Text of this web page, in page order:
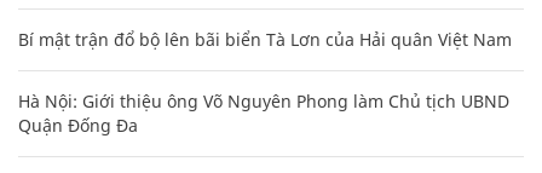
Bí mật trận đổ bộ lên bãi biển Tà Lơn của Hải quân Việt Nam
Hà Nội: Giới thiệu ông Võ Nguyên Phong làm Chủ tịch UBND
Quận Đống Đa